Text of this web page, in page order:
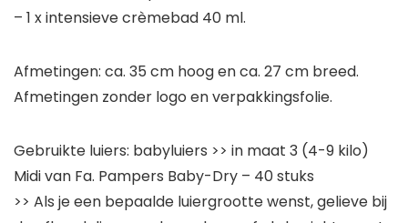
– 1 x intensieve crèmebad 40 ml.
Afmetingen: ca. 35 cm hoog en ca. 27 cm breed.
Afmetingen zonder logo en verpakkingsfolie.
Gebruikte luiers: babyluiers >> in maat 3 (4-9 kilo)
Midi van Fa. Pampers Baby-Dry – 40 stuks
>> Als je een bepaalde luiergrootte wenst, gelieve bij